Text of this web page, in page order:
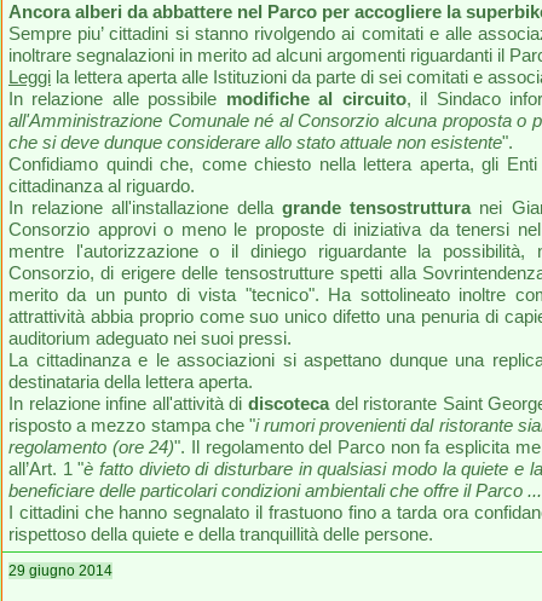
Ancora alberi da abbattere nel Parco per accogliere la
Sempre piu’ cittadini si stanno rivolgendo ai comitati e alle
inoltrare segnalazioni in merito ad alcuni argomenti riguardanti il
Leggi la lettera aperta alle Istituzioni da parte di sei comitati e
In relazione alle possibile modifiche al circuito, il Sindaco
all'Amministrazione Comunale né al Consorzio alcuna proposta o
che si deve dunque considerare allo stato attuale non esistente".
Confidiamo quindi che, come chiesto nella lettera aperta, gli
cittadinanza al riguardo.
In relazione all'installazione dellagrande tensostrutturanei
Consorzio approvi o meno le proposte di iniziativa da tenersi
mentre l'autorizzazione o il diniego riguardante la possibilità,
Consorzio, di erigere delle tensostrutture spetti alla
merito da un punto di vista "tecnico". Ha sottolineato inoltre
attrattività abbia proprio come suo unico difetto una penuria di
auditorium adeguato nei suoi pressi.
La cittadinanza e le associazioni si aspettano dunque una
destinataria della lettera aperta.
In relazione infine all'attività di discotecadel ristorante Saint
risposto a mezzo stampa che "i rumori provenienti dal ristorante
regolamento (ore 24)". Il regolamento del Parco non fa esplicita
all’Art. 1 "è fatto divieto di disturbare in qualsiasi modo la quiete e
beneficiare delle particolari condizioni ambientali che offre il Parco
I cittadini che hanno segnalato il frastuono fino a tarda ora
rispettoso della quiete e della tranquillità delle persone.
29 giugno 2014